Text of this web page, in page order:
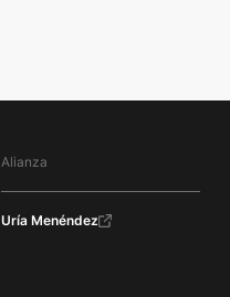
Alianza
Uría Menéndez